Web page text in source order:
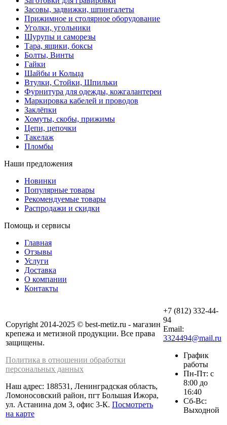
Засовы, задвижки, шпингалеты
Прижимное и столярное оборудование
Уголки, угольники
Шурупы и саморезы
Тара, ящики, боксы
Болты, Винты
Гайки
Шайбы и Кольца
Втулки, Стойки, Шпильки
Фурнитура для одежды, кожгалантереи
Маркировка кабелей и проводов
Заклёпки
Хомуты, скобы, прижимы
Цепи, цепочки
Такелаж
Пломбы
Наши предложения
Новинки
Популярные товары
Рекомендуемые товары
Распродажи и скидки
Помощь и сервисы
Главная
Отзывы
Услуги
Доставка
О компании
Контакты
Copyright 2014-2025 © best-metiz.ru - магазин
крепежа и метизной продукции. Все права
защищены.
Политика в отношении обработки
персональных данных
Наш адрес: 188531, Ленинградская область,
Ломоносовский район, пгт Большая Ижора,
ул. Астанина дом 3, офис 3-К. Посмотреть
на карте
+7 (812) 332-44-
94
Email:
3324494@mail.ru
График
работы
Пн-Пт: с
8:00 до
16:40
Сб-Вс:
Выходной